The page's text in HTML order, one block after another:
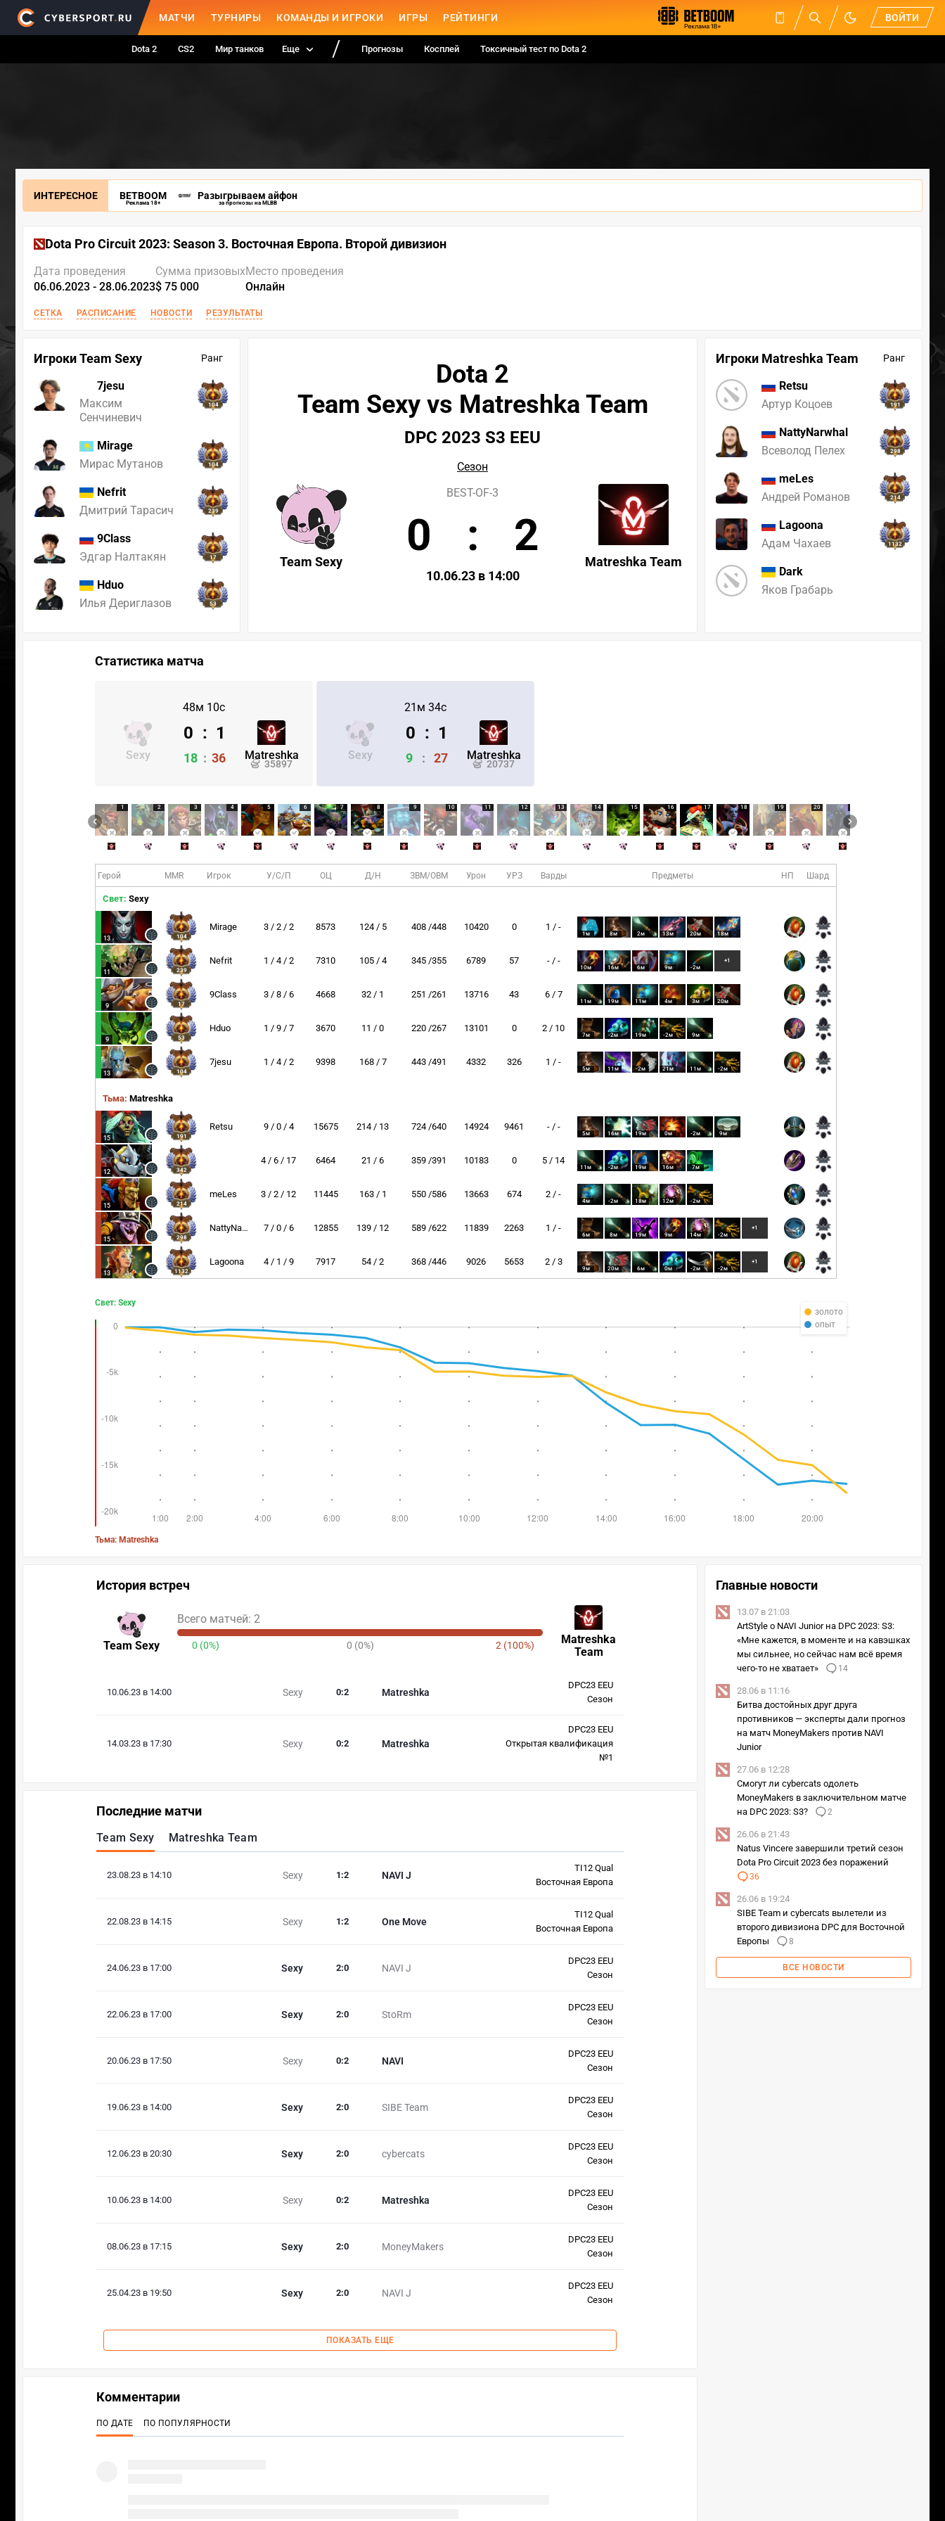
МАТЧИ ТУРНИРЫ КОМАНДЫ И ИГРОКИ ИГРЫ РЕЙТИНГИ ВОЙТИ
Dota 2 CS2 Мир танков Еще Прогнозы Косплей Токсичный тест по Dota 2
ИНТЕРЕСНОЕ BETBOOM
Реклама 18+
Разыгрываем айфон
за прогнозы на MLBB
Dota Pro Circuit 2023: Season 3. Восточная Европа. Второй дивизион
Дата проведения
06.06.2023 - 28.06.2023
Сумма призовых
$ 75 000
Место проведения
Онлайн
СЕТКА РАСПИСАНИЕ НОВОСТИ РЕЗУЛЬТАТЫ
Игроки Team Sexy Ранг
7jesu
Максим
Сенчиневич
104
Mirage
Мирас Мутанов
104
Nefrit
Дмитрий Тарасич
239
9Class
Эдгар Налтакян
17
Hduo
Илья Дериглазов
53
Игроки Matreshka Team Ранг
Retsu
Артур Коцоев
191
NattyNarwhal
Всеволод Пелех
298
meLes
Андрей Романов
214
Lagoona
Адам Чахаев
1132
Dark
Яков Грабарь
Dota 2
Team Sexy vs Matreshka Team
DPC 2023 S3 EEU
Сезон
Team Sexy Matreshka Team
BEST-OF-3
0 : 2
10.06.23 в 14:00
Статистика матча
48м 10с
Sexy Matreshka
35897
0 : 1
18 : 36
21м 34с
Sexy Matreshka
20737
0 : 1
9 : 27
1 2 3 4 5 6 7 8 9 10 11 12 13 14 15 16 17 18 19 20
Герой MMR Игрок У/С/П ОЦ Д/Н ЗВМ/ОВМ Урон УРЗ Варды Предметы НП Шард
Свет: Sexy
13 104
Mirage 3 / 2 / 2 8573 124 / 5 408 /448 10420 0 1 / -
1м 8м 2м 13м 20м 18м
11 239
Nefrit 1 / 4 / 2 7310 105 / 4 345 /355 6789 57 - / -
10м 16м 6м 9м -2м
+1
9 17
9Class 3 / 8 / 6 4668 32 / 1 251 /261 13716 43 6 / 7
11м 19м 11м 4м 3м 20м
9 53
Hduo 1 / 9 / 7 3670 11 / 0 220 /267 13101 0 2 / 10
7м -2м 19м -2м 9м
13 104
7jesu 1 / 4 / 2 9398 168 / 7 443 /491 4332 326 1 / -
5м 11м -2м 21м 11м -2м
Тьма: Matreshka
15 191
Retsu 9 / 0 / 4 15675 214 / 13 724 /640 14924 9461 - / -
5м 16м 19м 0м -2м 9м
12 342
4 / 6 / 17 6464 21 / 6 359 /391 10183 0 5 / 14
11м -2м 19м 16м 7м
15 214
meLes 3 / 2 / 12 11445 163 / 1 550 /586 13663 674 2 / -
4м -2м 18м 12м -2м
15 298
NattyNarwhal 7 / 0 / 6 12855 139 / 12 589 /622 11839 2263 1 / -
6м 8м 19м 9м 14м -2м
+1
13 1132
Lagoona 4 / 1 / 9 7917 54 / 2 368 /446 9026 5653 2 / 3
9м 20м 6м 0м -2м -2м
+1
золото
опыт
Свет: Sexy
Тьма: Matreshka
История встреч
Team Sexy
Matreshka
Team
Всего матчей: 2
0 (0%) 0 (0%) 2 (100%)
10.06.23 в 14:00 Sexy Matreshka
0:2
DPC23 EEU
Сезон
14.03.23 в 17:30 Sexy Matreshka
0:2
DPC23 EEU
Открытая квалификация
№1
Последние матчи
Team Sexy Matreshka Team
23.08.23 в 14:10 Sexy NAVI J
1 :2
TI12 Qual
Восточная Европа
22.08.23 в 14:15 Sexy One Move
1 :2
TI12 Qual
Восточная Европа
24.06.23 в 17:00 Sexy NAVI J
2:0
DPC23 EEU
Сезон
22.06.23 в 17:00 Sexy StoRm
2:0
DPC23 EEU
Сезон
20.06.23 в 17:50 Sexy NAVI
0:2
DPC23 EEU
Сезон
19.06.23 в 14:00 Sexy SIBE Team
2:0
DPC23 EEU
Сезон
12.06.23 в 20:30 Sexy cybercats
2:0
DPC23 EEU
Сезон
10.06.23 в 14:00 Sexy Matreshka
0:2
DPC23 EEU
Сезон
08.06.23 в 17:15 Sexy MoneyMakers
2:0
DPC23 EEU
Сезон
25.04.23 в 19:50 Sexy NAVI J
2:0
DPC23 EEU
Сезон
ПОКАЗАТЬ ЕЩЕ
Главные новости
13.07 в 21:03
ArtStyle о NAVI Junior на DPC 2023: S3:
«Мне кажется, в моменте и на кавэшках
мы сильнее, но сейчас нам всё время
чего-то не хватает»
14
28.06 в 11:16
Битва достойных друг друга
противников — эксперты дали прогноз
на матч MoneyMakers против NAVI
Junior
27.06 в 12:28
Смогут ли cybercats одолеть
MoneyMakers в заключительном матче
на DPC 2023: S3?
2
26.06 в 21:43
Natus Vincere завершили третий сезон
Dota Pro Circuit 2023 без поражений
36
26.06 в 19:24
SIBE Team и cybercats вылетели из
второго дивизиона DPC для Восточной
Европы
8
ВСЕ НОВОСТИ
Комментарии
ПО ДАТЕ ПО ПОПУЛЯРНОСТИ